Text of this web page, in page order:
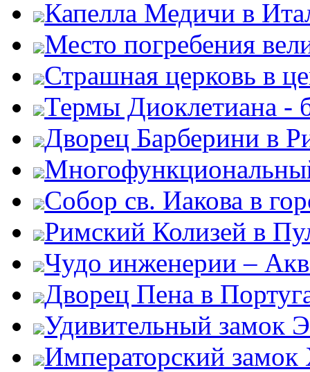
Капелла Медичи в
Место погребения
Страшная церковь в
Термы Диоклетиана -
Дворец Барберини в
Собор св. Иакова в
Римский Колизей в
Чудо инженерии –
Дворец Пена в
Удивительный замок
Императорский замок